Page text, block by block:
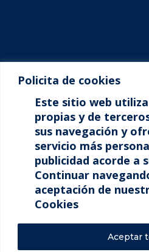
Policita de cookies
Este sitio web
propias y de
sus navegación y
servicio más
publicidad acorde a
Continuar
aceptación de
Cookies
Aceptar